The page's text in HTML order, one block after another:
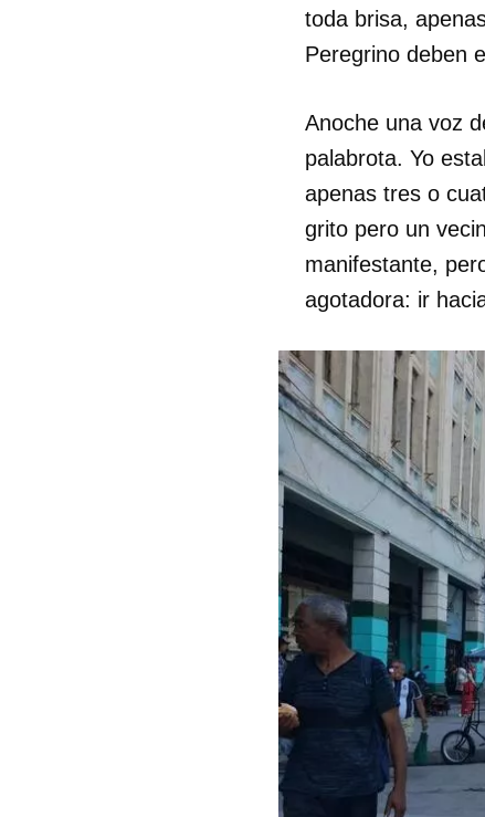
toda brisa,
Peregrino deben
Anoche una voz
palabrota. Yo
apenas tres o
grito pero un
manifestante,
agotadora: ir